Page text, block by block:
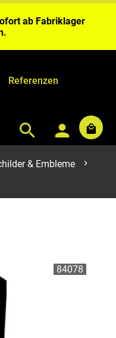
ab Fabriklager
ein.
ab Fabriklager
Referenzen
& Embleme
84078